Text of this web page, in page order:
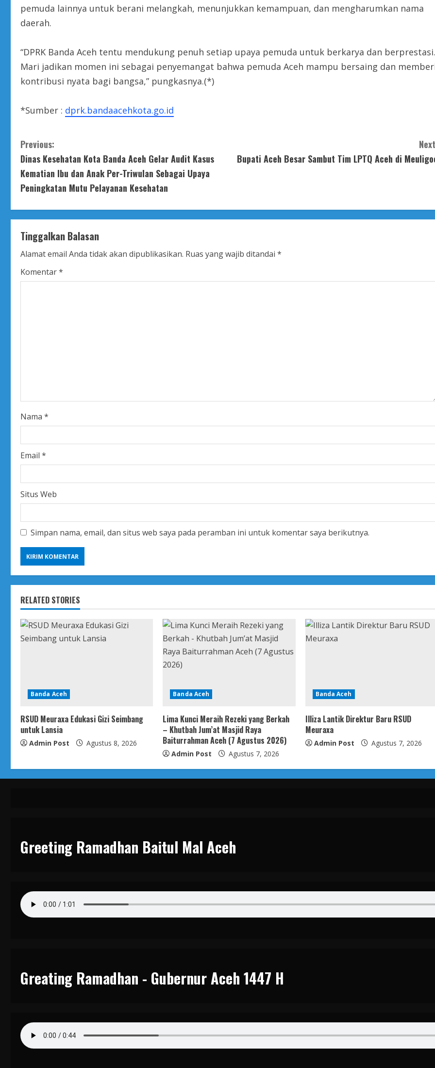
pemuda lainnya untuk berani melangkah, menunjukkan kemampuan, dan mengharumkan nama
daerah.
“DPRK Banda Aceh tentu mendukung penuh setiap upaya pemuda untuk berkarya dan berprestasi.
Mari jadikan momen ini sebagai penyemangat bahwa pemuda Aceh mampu bersaing dan
kontribusi nyata bagi bangsa,” pungkasnya.(*)
*Sumber : dprk.bandaacehkota.go.id
C
o
n
t
i
n
u
e
n
g
Previous:
Dinas Kesehatan Kota Banda Aceh Gelar Audit Kasus
Kematian Ibu dan Anak Per-Triwulan Sebagai Upaya
Peningkatan Mutu Pelayanan Kesehatan
Bupati Aceh Besar Sambut Tim LPTQ Aceh di
Tinggalkan Balasan
Alamat email Anda tidak akan dipublikasikan. Ruas yang wajib ditandai *
Komentar*
Nama *
Email *
Situs Web
Simpan nama, email, dan situs web saya pada peramban ini untuk komentar saya berikutnya.
RELATED STORIES
Banda Aceh
RSUD Meuraxa Edukasi Gizi Seimbang
untuk Lansia
Admin Post Agustus 8, 2026
Banda Aceh
Lima Kunci Meraih Rezeki yang Berkah
– Khutbah Jum’at Masjid Raya
Baiturrahman Aceh (7 Agustus 2026)
Admin Post Agustus 7, 2026
Banda Aceh
Illiza Lantik Direktur Baru RSUD
Meuraxa
Admin Post Agustus 7, 2026
Greeting Ramadhan Baitul Mal Aceh
Greating Ramadhan - Gubernur Aceh 1447 H